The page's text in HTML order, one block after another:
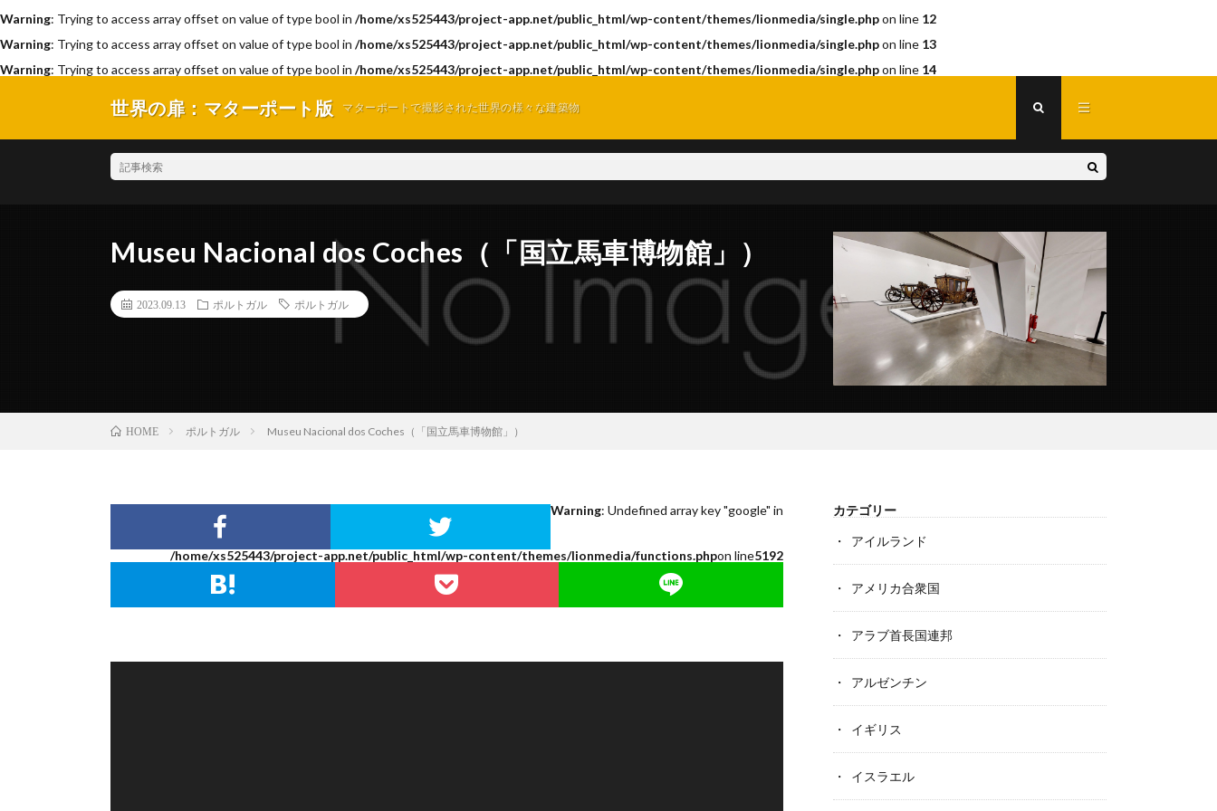
Warning: Trying to access array offset on value of type bool in /home/xs525443/project-app.net/public_html/wp-content/themes/lionmedia/single.phpon line 12
Warning: Trying to access array offset on value of type bool in /home/xs525443/project-app.net/public_html/wp-content/themes/lionmedia/single.phpon line 13
Warning: Trying to access array offset on value of type bool in /home/xs525443/project-app.net/public_html/wp-content/themes/lionmedia/single.phpon line 14
世界の扉：マターポート版 マターポートで撮影された世界の様々な建築物
Museu Nacional dos Coches（「国立馬車博物館」）
2023.09.13 ポルトガル ポルトガル
HOME ポルトガル Museu Nacional dos Coches（「国立馬車博物館」）
Warning: Undefined array key "google" in
/home/xs525443/project-app.net/public_html/wp-content/themes/lionmedia/functions.phpon line5192
カテゴリー
アイルランド
アメリカ合衆国
アラブ首長国連邦
アルゼンチン
イギリス
イスラエル